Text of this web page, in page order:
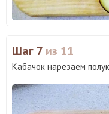
Шаг 7 из 11
Кабачок нарезаем